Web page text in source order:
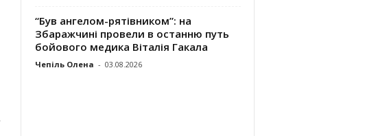
“Був ангелом-рятівником”: на
Збаражчині провели в останню путь
бойового медика Віталія Гакала
Чепіль Олена - 03.08.2026